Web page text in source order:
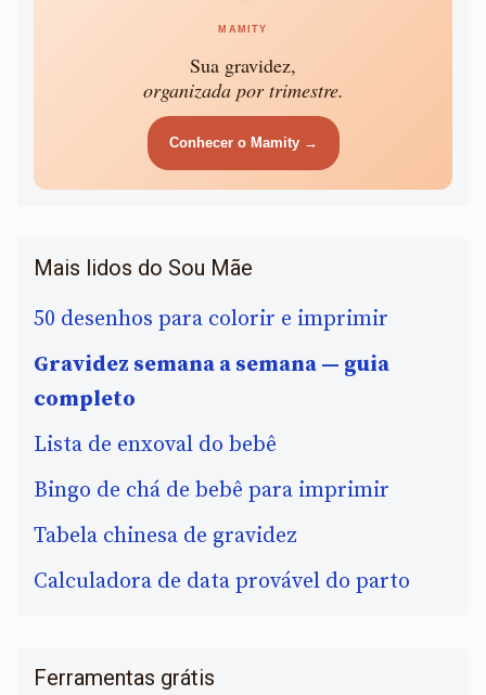
MAMITY
Sua gravidez,
organizada por trimestre.
Conhecer o Mamity →
Mais lidos do Sou Mãe
50 desenhos para colorir e imprimir
Gravidez semana a semana — guia
completo
Lista de enxoval do bebê
Bingo de chá de bebê para imprimir
Tabela chinesa de gravidez
Calculadora de data provável do parto
Ferramentas grátis